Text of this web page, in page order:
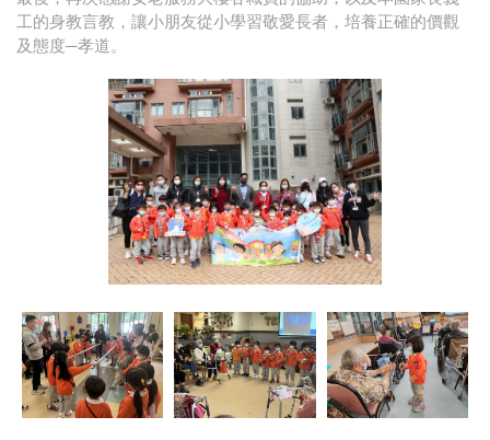
工的身教言教，讓小朋友從小學習敬愛長者，培養正確的價觀
及態度─孝道。